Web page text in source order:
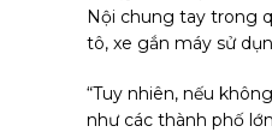
Nội chung tay trong
tô, xe gắn máy sử
“Tuy nhiên, nếu
như các thành phố